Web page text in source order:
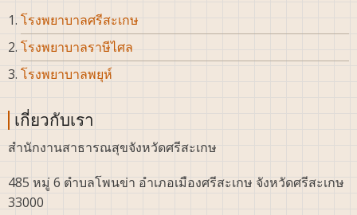
โรงพยาบาลศรีสะเกษ
โรงพยาบาลราษีไศล
โรงพยาบาลพยุห์
เกี่ยวกับเรา
สำนักงานสาธารณสุขจังหวัดศรีสะเกษ
485 หมู่ 6 ตำบลโพนข่า อำเภอเมืองศรีสะเกษ จังหวัดศรีสะเกษ
33000